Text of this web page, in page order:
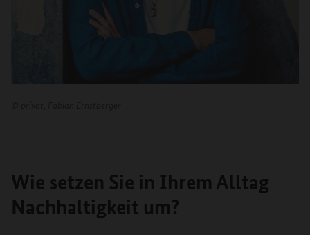
Wie setzen Sie in Ihrem Alltag
Nachhaltigkeit um?